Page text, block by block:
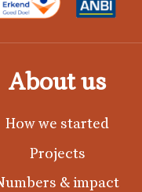
About us
How we started
Projects
& impact